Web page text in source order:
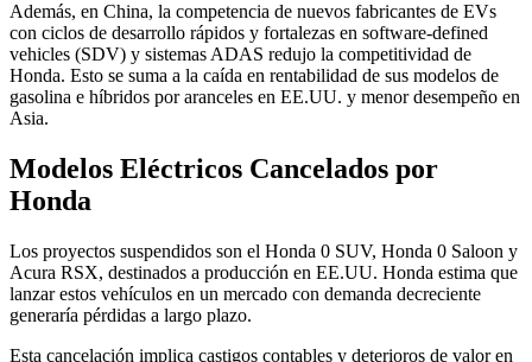
Además, en China, la competencia de nuevos fabricantes de EVs
con ciclos de desarrollo rápidos y fortalezas en software-defined
vehicles (SDV) y sistemas ADAS redujo la competitividad de
Honda. Esto se suma a la caída en rentabilidad de sus modelos de
gasolina e híbridos por aranceles en EE.UU. y menor desempeño en
Asia.
Modelos Eléctricos Cancelados por
Honda
Los proyectos suspendidos son el Honda 0 SUV, Honda 0 Saloon y
Acura RSX, destinados a producción en EE.UU. Honda estima que
lanzar estos vehículos en un mercado con demanda decreciente
generaría pérdidas a largo plazo.
Esta cancelación implica castigos contables y deterioros de valor en